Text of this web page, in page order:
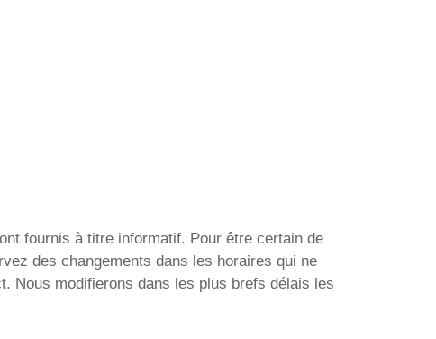
fournis à titre informatif. Pour être certain de
des changements dans les horaires qui ne
Nous modifierons dans les plus brefs délais les